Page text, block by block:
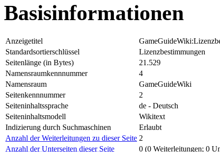
Basisinformationen
Anzeigetitel
Standardsortierschlüssel
Lizenzbestimmungen
Seitenlänge (in Bytes)
21.529
Namensraumkennnummer
4
Namensraum
GameGuideWiki
Seitenkennnummer
2
Seiteninhaltssprache
de - Deutsch
Seiteninhaltsmodell
Wikitext
Indizierung durch Suchmaschinen
Erlaubt
Anzahl der Weiterleitungen zu dieser Seite 2
Anzahl der Unterseiten dieser Seite
0 (0 Weiterleitungen; 0